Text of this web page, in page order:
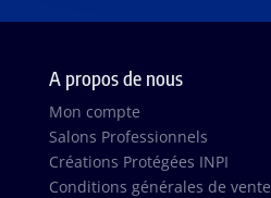
A propos de nous
Mon compte
Salons Professionnels
Créations Protégées INPI
Conditions générales de vente